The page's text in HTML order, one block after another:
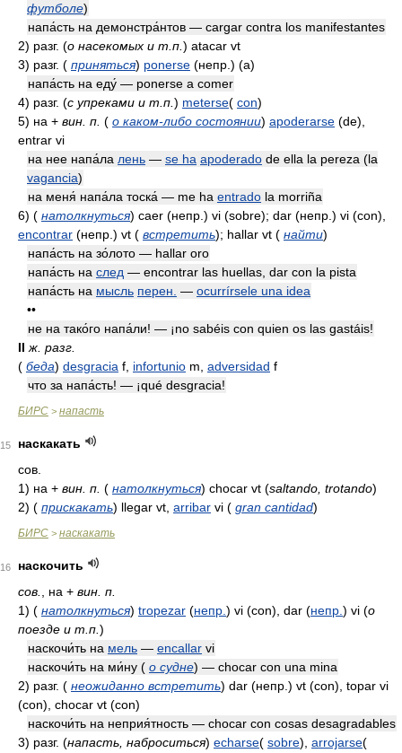
футболе)
напа́сть на демонстра́нтов — cargar contra los manifestantes
2) разг. (о насекомых и т.п. ) atacar vt
3) разг. ( приняться) ponerse (непр.) (a)
напа́сть на еду́ — ponerse a comer
4) разг. (с упреками и т.п. ) meterse( con)
5) на + вин. п. ( о каком-либо состоянии) apoderarse (de),
entrar vi
на нее напа́ла лень — se ha apoderado de ella la pereza (la
vagancia)
на меня́ напа́ла тоска́ — me ha entrado la morriña
6) ( натолкнуться) caer (непр.) vi (sobre); dar (непр.) vi (con),
encontrar (непр.) vt ( встретить); hallar vt ( найти)
напа́сть на зо́лото — hallar oro
напа́сть на след — encontrar las huellas, dar con la pista
напа́сть на мысль перен. — ocurrírsele una idea
••
не на тако́го напа́ли! — ¡no sabéis con quien os las gastáis!
II ж. разг.
( беда) desgracia f, infortunio m, adversidad f
что за напа́сть! — ¡qué desgracia!
БИРС > напасть
15
наскакать
сов.
1) на + вин. п. ( натолкнуться) chocar vt (saltando, trotando)
2) ( прискакать) llegar vt, arribar vi ( gran cantidad)
БИРС > наскакать
16
наскочить
сов.
, на + вин. п.
1) ( натолкнуться) tropezar (непр. ) vi (con), dar (непр. ) vi (о
поезде и т.п. )
наскочи́ть на мель — encallar vi
наскочи́ть на ми́ну ( о судне) — chocar con una mina
2) разг. ( неожиданно встретить) dar (непр.) vt (con), topar vi
(con), chocar vt (con)
наскочи́ть на неприя́тность — chocar con cosas desagradables
3) разг. (напасть, наброситься) echarse( sobre), arrojarse(